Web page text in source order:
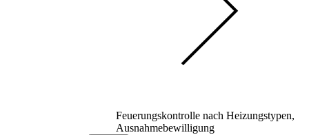
Feuerungskontrolle nach Heizungstypen,
Ausnahmebewilligung